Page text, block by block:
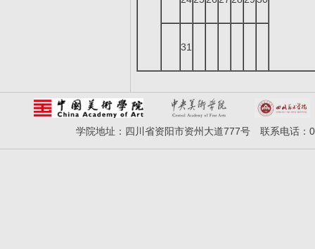
31
学院地址：四川省资阳市资州大道777号 联系电话：